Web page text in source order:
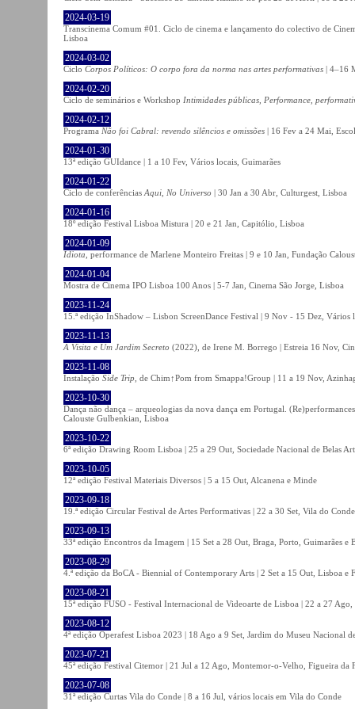
2024-03-19
Transcinema Comum #01. Ciclo de cinema e lançamento do colectivo de
Lisboa
2024-03-02
Ciclo Corpos Políticos: O corpo fora da norma nas artes performativas | 4–16
2024-02-20
Ciclo de seminários e Workshop Intimidades públicas, Performance,
2024-02-12
Programa Não foi Cabral: revendo silêncios e omissões | 16 Fev a 24 Mai,
2024-01-30
13ª edição GUIdance | 1 a 10 Fev, Vários locais, Guimarães
2024-01-22
Ciclo de conferências Aqui, No Universo | 30 Jan a 30 Abr, Culturgest, Lisboa
2024-01-16
18º edição Festival Lisboa Mistura | 20 e 21 Jan, Capitólio, Lisboa
2024-01-09
Idiota , performance de Marlene Monteiro Freitas | 9 e 10 Jan, Fundação
2024-01-04
Mostra de Cinema IPO Lisboa 100 Anos | 5-7 Jan, Cinema São Jorge, Lisboa
2023-11-24
15.ª edição InShadow – Lisbon ScreenDance Festival | 9 Nov - 15 Dez, Vários
2023-11-13
A Visita e Um Jardim Secreto (2022), de Irene M. Borrego | Estreia 16 Nov,
2023-11-08
Instalação Side Trip , de Chim↑Pom from Smappa!Group | 11 a 19 Nov,
2023-10-30
Dança não dança – arqueologias da nova dança em Portugal.
Calouste Gulbenkian, Lisboa
2023-10-22
6ª edição Drawing Room Lisboa | 25 a 29 Out, Sociedade Nacional de Belas
2023-10-05
12ª edição Festival Materiais Diversos | 5 a 15 Out, Alcanena e Minde
2023-09-18
19.ª edição Circular Festival de Artes Performativas | 22 a 30 Set, Vila do Conde
2023-09-13
33ª edição Encontros da Imagem | 15 Set a 28 Out, Braga, Porto, Guimarães e
2023-08-29
4.ª edição da BoCA - Biennial of Contemporary Arts | 2 Set a 15 Out, Lisboa e
2023-08-21
15ª edição FUSO - Festival Internacional de Videoarte de Lisboa | 22 a 27
2023-08-12
4ª edição Operafest Lisboa 2023 | 18 Ago a 9 Set, Jardim do Museu Nacional
2023-07-21
45ª edição Festival Citemor | 21 Jul a 12 Ago, Montemor-o-Velho, Figueira da
2023-07-08
31ª edição Curtas Vila do Conde | 8 a 16 Jul, vários locais em Vila do Conde